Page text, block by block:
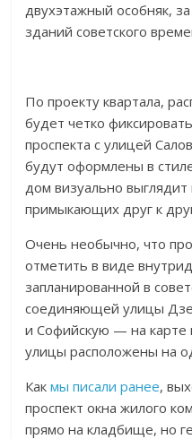
двухэтажный особняк,
зданий советского
По проекту квартала,
будет четко
проспекта с улицей
будут оформлены в
дом визуально
примыкающих друг к
Очень необычно, что
отметить в виде
запланированной в
соединяющей улицы
и Софийскую — на карте
улицы расположены на
Какмы писали ранее,
проспект окна жилого
прямо на кладбище, но